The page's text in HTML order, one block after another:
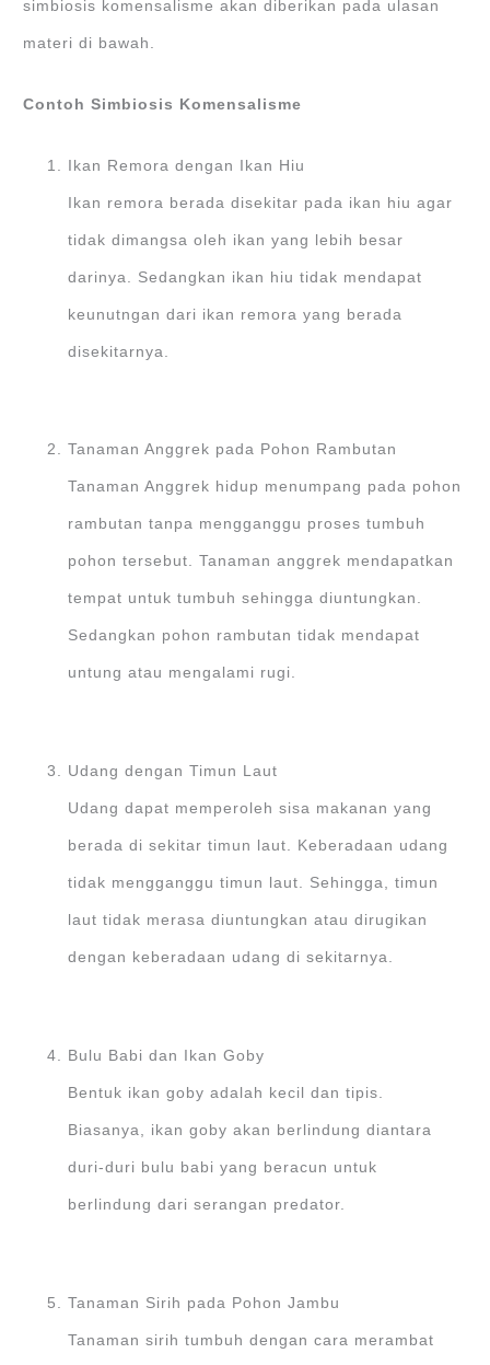
simbiosis komensalisme akan diberikan pada ulasan
materi di bawah.
Contoh Simbiosis Komensalisme
Ikan Remora dengan Ikan Hiu
Ikan remora berada disekitar pada ikan hiu agar
tidak dimangsa oleh ikan yang lebih besar
darinya. Sedangkan ikan hiu tidak mendapat
keunutngan dari ikan remora yang berada
disekitarnya.
Tanaman Anggrek pada Pohon Rambutan
Tanaman Anggrek hidup menumpang pada pohon
rambutan tanpa mengganggu proses tumbuh
pohon tersebut. Tanaman anggrek mendapatkan
tempat untuk tumbuh sehingga diuntungkan.
Sedangkan pohon rambutan tidak mendapat
untung atau mengalami rugi.
Udang dengan Timun Laut
Udang dapat memperoleh sisa makanan yang
berada di sekitar timun laut. Keberadaan udang
tidak mengganggu timun laut. Sehingga, timun
laut tidak merasa diuntungkan atau dirugikan
dengan keberadaan udang di sekitarnya.
Bulu Babi dan Ikan Goby
Bentuk ikan goby adalah kecil dan tipis.
Biasanya, ikan goby akan berlindung diantara
duri-duri bulu babi yang beracun untuk
berlindung dari serangan predator.
Tanaman Sirih pada Pohon Jambu
Tanaman sirih tumbuh dengan cara merambat